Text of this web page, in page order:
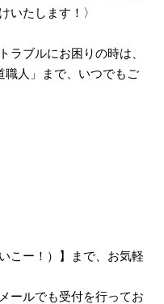
いたします！〉
ラブルにお困りの時は、
職人」まで、いつでもご
こー！）】まで、お気軽
ールでも受付を行ってお